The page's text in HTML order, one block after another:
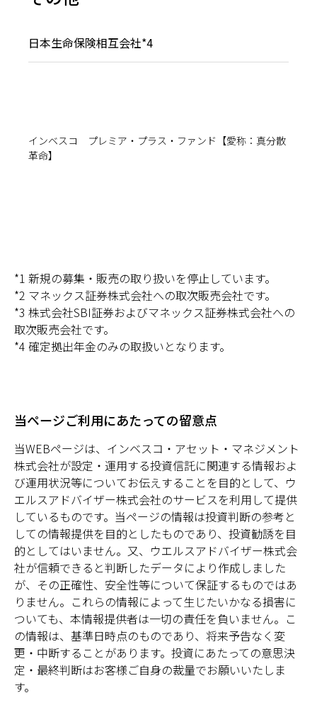
*1 新規の募集・販売の取り扱いを停止しています。
*2 マネックス証券株式会社への取次販売会社です。
*3 株式会社SBI証券およびマネックス証券株式会社への
取次販売会社です。
*4 確定拠出年金のみの取扱いとなります。
当ページご利用にあたっての留意点
当WEBページは、インベスコ・アセット・マネジメント
株式会社が設定・運用する投資信託に関連する情報およ
び運用状況等についてお伝えすることを目的として、ウ
エルスアドバイザー株式会社のサービスを利用して提供
しているものです。当ページの情報は投資判断の参考と
しての情報提供を目的としたものであり、投資勧誘を目
的としてはいません。又、ウエルスアドバイザー株式会
社が信頼できると判断したデータにより作成しました
が、その正確性、安全性等について保証するものではあ
りません。これらの情報によって生じたいかなる損害に
ついても、本情報提供者は一切の責任を負いません。こ
の情報は、基準日時点のものであり、将来予告なく変
更・中断することがあります。投資にあたっての意思決
定・最終判断はお客様ご自身の裁量でお願いいたしま
す。